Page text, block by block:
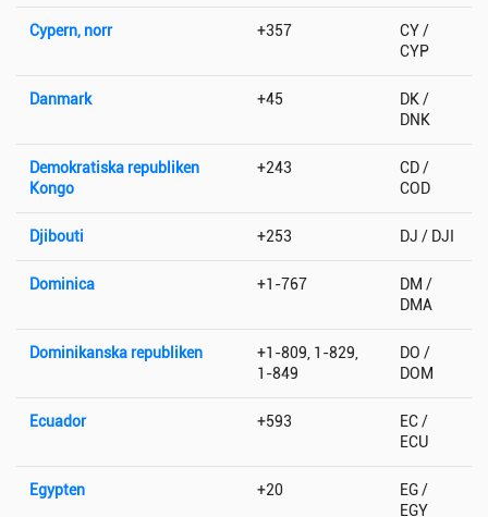
Cypern, norr +357
CY /
CYP
Danmark +45
DK /
DNK
Demokratiska republiken
Kongo
+243
CD /
COD
Djibouti +253 DJ / DJI
Dominica +1-767
DM /
DMA
Dominikanska republiken
+1-809, 1-829,
1-849
DO /
DOM
Ecuador +593
EC /
ECU
Egypten +20
EG /
EGY